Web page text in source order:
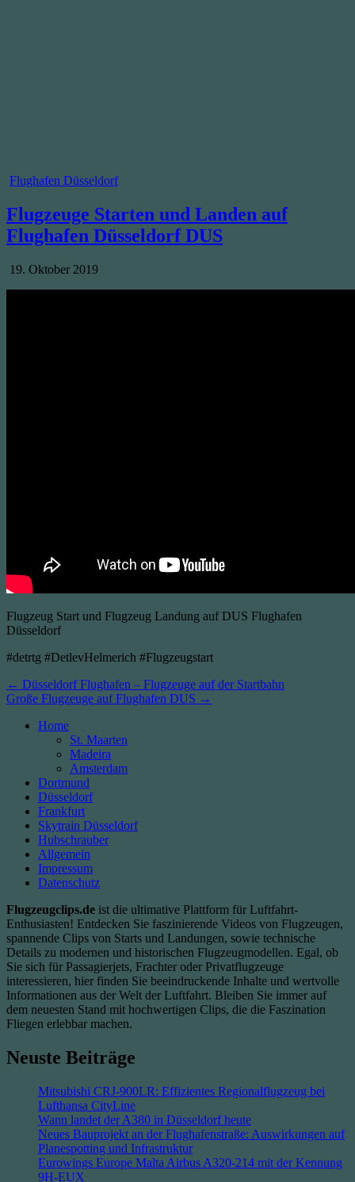
Posted
Flughafen Düsseldorf
Flugzeuge Starten und Landen auf
Flughafen Düsseldorf DUS
Published
19. Oktober 2019
Flugzeug Start und Flugzeug Landung auf DUS Flughafen
Düsseldorf
#detrtg #DetlevHelmerich #Flugzeugstart
Beitragsnavigation
← Düsseldorf Flughafen – Flugzeuge auf der Startbahn
Große Flugzeuge auf Flughafen DUS →
Home
St. Maarten
Madeira
Amsterdam
Dortmund
Düsseldorf
Frankfurt
Skytrain Düsseldorf
Hubschrauber
Allgemein
Impressum
Datenschutz
Flugzeugclips.de ist die ultimative Plattform für Luftfahrt-
Enthusiasten! Entdecken Sie faszinierende Videos von Flugzeugen,
spannende Clips von Starts und Landungen, sowie technische
Details zu modernen und historischen Flugzeugmodellen. Egal, ob
Sie sich für Passagierjets, Frachter oder Privatflugzeuge
interessieren, hier finden Sie beeindruckende Inhalte und wertvolle
Informationen aus der Welt der Luftfahrt. Bleiben Sie immer auf
dem neuesten Stand mit hochwertigen Clips, die die Faszination
Fliegen erlebbar machen.
Neuste Beiträge
Mitsubishi CRJ-900LR: Effizientes Regionalflugzeug bei
Lufthansa CityLine
Wann landet der A380 in Düsseldorf heute
Neues Bauprojekt an der Flughafenstraße: Auswirkungen auf
Planespotting und Infrastruktur
Eurowings Europe Malta Airbus A320-214 mit der Kennung
9H-EUX